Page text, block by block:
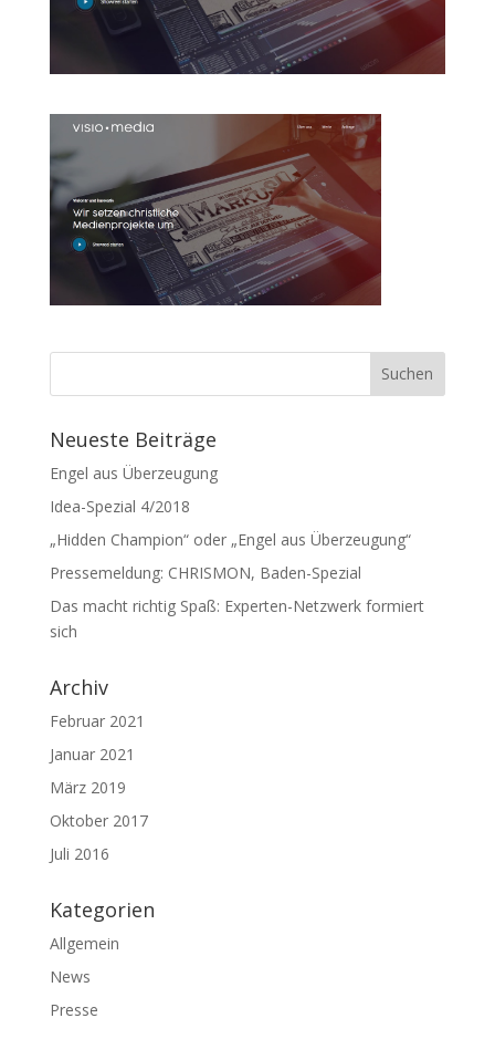
Neueste Beiträge
Engel aus Überzeugung
Idea-Spezial 4/2018
„Hidden Champion“ oder „Engel aus Überzeugung“
Pressemeldung: CHRISMON, Baden-Spezial
Das macht richtig Spaß: Experten-Netzwerk formiert
sich
Archiv
Februar 2021
Januar 2021
März 2019
Oktober 2017
Juli 2016
Kategorien
Allgemein
News
Presse